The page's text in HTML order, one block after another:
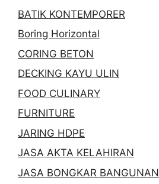
BATIK KONTEMPORER
Boring Horizontal
CORING BETON
DECKING KAYU ULIN
FOOD CULINARY
FURNITURE
JARING HDPE
JASA AKTA KELAHIRAN
JASA BONGKAR BANGUNAN